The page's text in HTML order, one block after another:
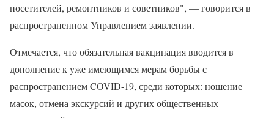
посетителей, ремонтников и советников", — говорится в
распространенном Управлением заявлении.
Отмечается, что обязательная вакцинация вводится в
дополнение к уже имеющимся мерам борьбы с
распространением COVID-19, среди которых: ношение
масок, отмена экскурсий и других общественных